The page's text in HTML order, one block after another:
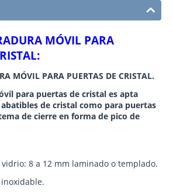
MÓVIL PARA
MÓVIL PARA PUERTAS DE CRISTAL.
para puertas de cristal es apta
de cristal como para puertas
de cierre en forma de pico de
8 a 12 mm laminado o templado.